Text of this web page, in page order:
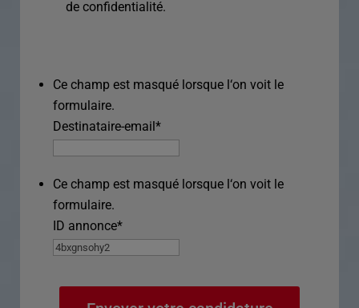
de confidentialité.
Ce champ est masqué lorsque l‘on voit le
formulaire.
Destinataire-email*
Ce champ est masqué lorsque l‘on voit le
formulaire.
ID annonce*